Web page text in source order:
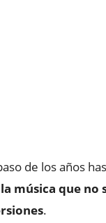
de los años
música que
.